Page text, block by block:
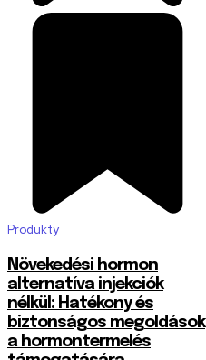
Produkty
Növekedési hormon
alternatíva injekciók
nélkül: Hatékony és
biztonságos megoldások
a hormontermelés